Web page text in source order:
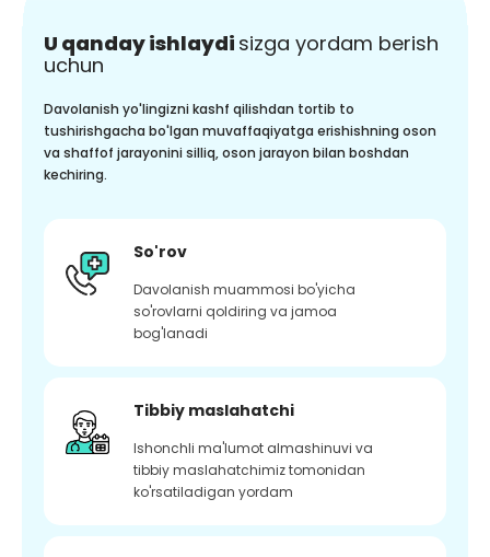
U qanday ishlaydi sizga yordam berish
uchun
Davolanish yo'lingizni kashf qilishdan tortib to
tushirishgacha bo'lgan muvaffaqiyatga erishishning oson
va shaffof jarayonini silliq, oson jarayon bilan boshdan
kechiring.
So'rov
Davolanish muammosi bo'yicha
so'rovlarni qoldiring va jamoa
bog'lanadi
Tibbiy maslahatchi
Ishonchli ma'lumot almashinuvi va
tibbiy maslahatchimiz tomonidan
ko'rsatiladigan yordam